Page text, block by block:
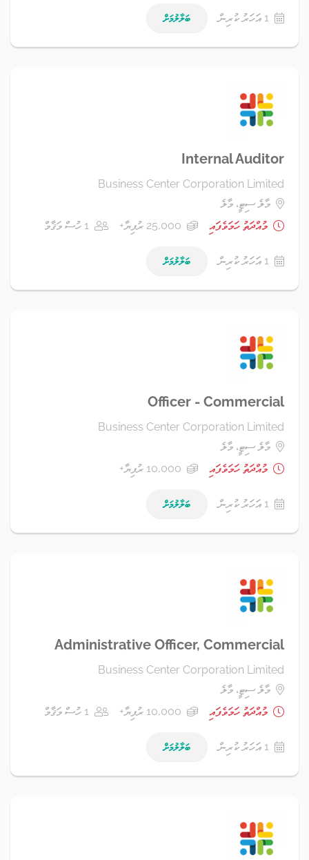
1 އަހަރު ކުރިން ބަލާލުމަށް
Internal Auditor
Business Center Corporation Limited
މާލެ ސިޓީ، މާލެ
މުއްދަތު ހަމަވެފައި
25,000 ރުފިޔާ+ 1 ހުސް މަޤާމް
1 އަހަރު ކުރިން ބަލާލުމަށް
Officer - Commercial
Business Center Corporation Limited
މާލެ ސިޓީ، މާލެ
މުއްދަތު ހަމަވެފައި
10,000 ރުފިޔާ+
1 އަހަރު ކުރިން ބަލާލުމަށް
Administrative Officer, Commercial
Business Center Corporation Limited
މާލެ ސިޓީ، މާލެ
މުއްދަތު ހަމަވެފައި
10,000 ރުފިޔާ+ 1 ހުސް މަޤާމް
1 އަހަރު ކުރިން ބަލާލުމަށް